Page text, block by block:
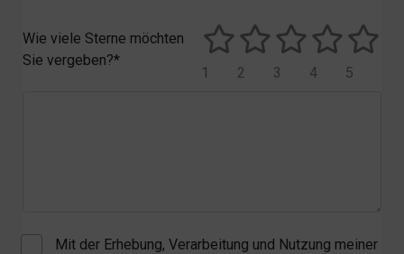
Wie viele Sterne möchten
Sie vergeben?*
5
4
3
2
1
Mit der Erhebung, Verarbeitung und Nutzung meiner